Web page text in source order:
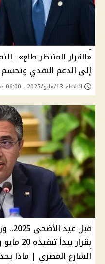
«القرار المنتظر طلع»..
إلى الدعم النقدي وتحسم
الثلاثاء 13/مايو/2025 - 06:00 ص
قبل
بقرار
الشارع المصري | ماذا